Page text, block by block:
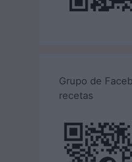
Grupo de
recetas